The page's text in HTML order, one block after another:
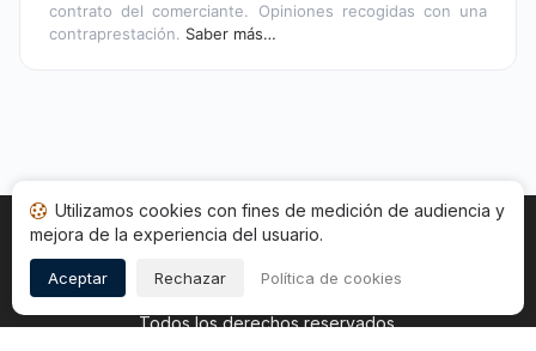
contrato del comerciante. Opiniones recogidas con una
contraprestación. Saber más…
Inicio Estado opiniones Categorías
Copyright © 2026
Todos los derechos reservados.
Utilizamos cookies con fines de medición de audiencia y
mejora de la experiencia del usuario.
Aceptar Rechazar Política de cookies